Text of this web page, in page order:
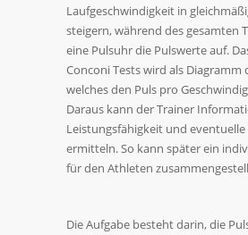
Laufgeschwindigkeit in
steigern, während des gesamten
eine Pulsuhr die Pulswerte auf.
Conconi Tests wird als Diagramm
welches den Puls pro
Daraus kann der Trainer
Leistungsfähigkeit und
ermitteln. So kann später ein
für den Athleten
Die Aufgabe besteht darin, die